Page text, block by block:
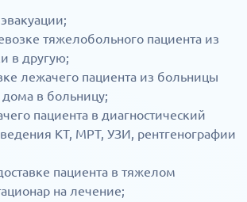
тяжелобольного пациента из
в другую;
лежачего пациента из больницы
в больницу;
пациента в диагностический
КТ, МРТ, УЗИ, рентгенографии
пациента в тяжелом
на лечение;